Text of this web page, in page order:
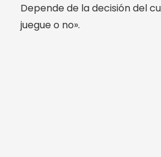
Depende de la decisión del
juegue o no».